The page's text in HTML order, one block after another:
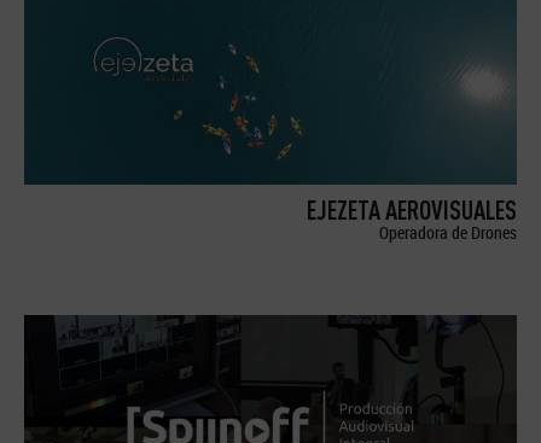
EJEZETA AEROVISUALES
Operadora de Drones